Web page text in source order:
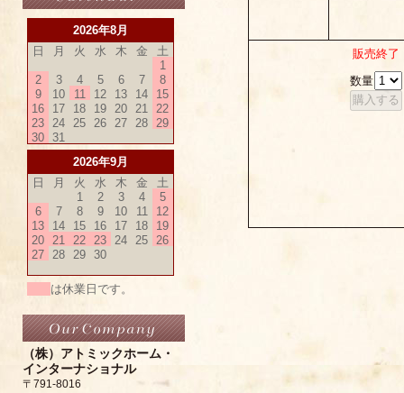
2026年8月
日
月 火 水 木 金
土
1
2
3 4 5 6 7
8
9
10 11 12 13 14
15
16
17 18 19 20 21
22
23
24 25 26 27 28
29
30
31
2026年9月
日
月 火 水 木 金
土
1
2 3 4
5
6
7 8 9 10 11
12
13
14 15 16 17 18
19
20
21 22 23 24 25
26
27
28 29 30
は休業日です。
（株）アトミックホーム・
インターナショナル
〒791-8016
販売終了
数量